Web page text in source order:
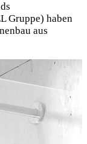
Gruppe) haben
aus